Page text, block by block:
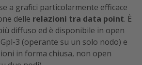
a grafici particolarmente efficace
delle relazioni tra data point. È
diffuso ed è disponibile in open
3 (operante su un solo nodo) e
in forma chiusa, non open